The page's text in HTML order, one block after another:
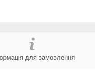
для замовлення